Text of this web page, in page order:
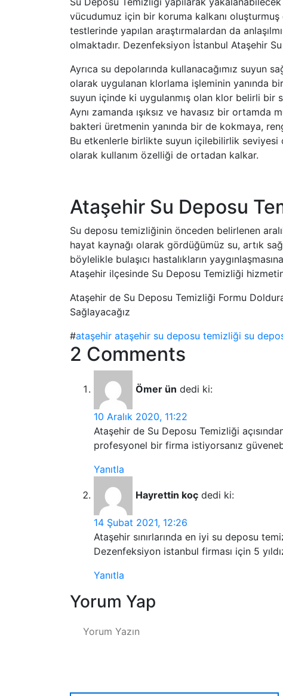
vücudumuz için bir koruma kalkanı
testlerinde yapılan araştırmalardan da
olmaktadır. Dezenfeksiyon İstanbul Ataşehir
Ayrıca su depolarında kullanacağımız suyun
olarak uygulanan klorlama işleminin yanında
suyun içinde ki uygulanmış olan klor belirli
Aynı zamanda ışıksız ve havasız bir
bakteri üretmenin yanında bir de kokmaya,
Bu etkenlerle birlikte suyun içilebilirlik seviyesi
olarak kullanım özelliği de ortadan kalkar.
Ataşehir Su Deposu
Su deposu temizliğinin önceden belirlenen
hayat kaynağı olarak gördüğümüz su, artık
böylelikle bulaşıcı hastalıkların
Ataşehir ilçesinde Su Deposu Temizliği
Ataşehir de Su Deposu Temizliği Formu
Sağlayacağız
#ataşehir ataşehir su deposu temizliği su
2 Comments
Ömer ün dedi ki:
10 Aralık 2020, 11:22
Ataşehir de Su Deposu Temizliği
profesyonel bir firma istiyorsanız
Yanıtla
Hayrettin koç dedi ki:
14 Şubat 2021, 12:26
Ataşehir sınırlarında en iyi su deposu
Dezenfeksiyon istanbul firması için 5
Yanıtla
Yorum Yap